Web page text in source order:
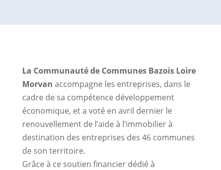
La Communauté de Communes Bazois Loire
Morvan accompagne les entreprises, dans le
cadre de sa compétence développement
économique, et a voté en avril dernier le
renouvellement de l’aide à l’immobilier à
destination des entreprises des 46 communes
de son territoire.
Grâce à ce soutien financier dédié à